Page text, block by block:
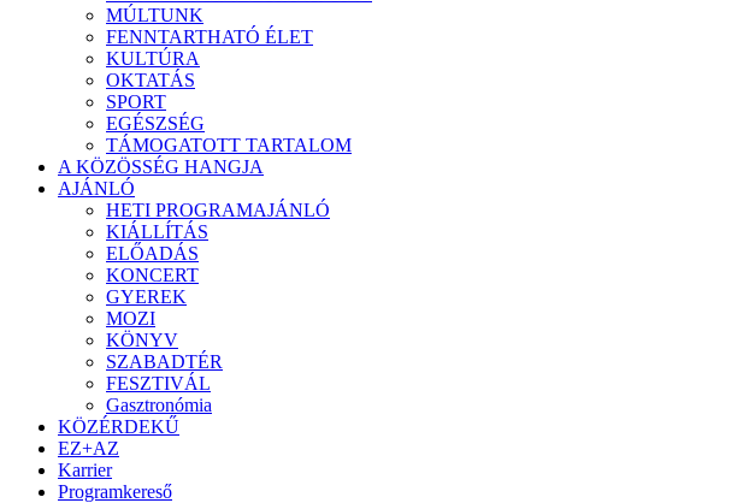
MÚLTUNK
FENNTARTHATÓ ÉLET
KULTÚRA
OKTATÁS
SPORT
EGÉSZSÉG
TÁMOGATOTT TARTALOM
A KÖZÖSSÉG HANGJA
AJÁNLÓ
HETI PROGRAMAJÁNLÓ
KIÁLLÍTÁS
ELŐADÁS
KONCERT
GYEREK
MOZI
KÖNYV
SZABADTÉR
FESZTIVÁL
Gasztronómia
KÖZÉRDEKŰ
EZ+AZ
Karrier
Programkereső